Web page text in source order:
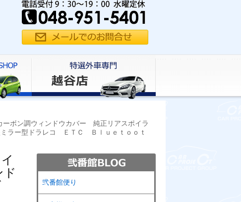
ボン調ウィンドウカバー 純正リアスポイラ
ー型ドラレコ ＥＴＣ Ｂｌｕｅｔｏｏｔ
弐番館便り